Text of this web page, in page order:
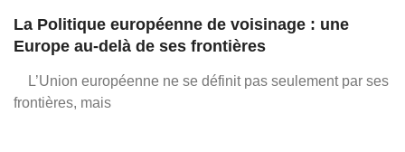
La Politique européenne de voisinage : une
Europe au-delà de ses frontières
L’Union européenne ne se définit pas seulement par ses
frontières, mais